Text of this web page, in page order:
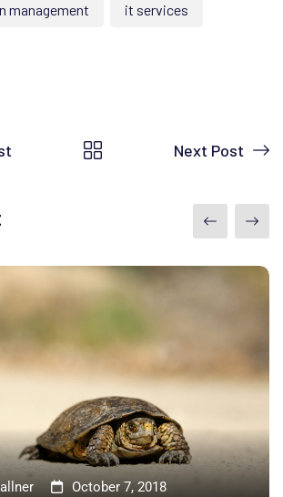
management it services
Next Post
October 7, 2018